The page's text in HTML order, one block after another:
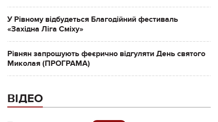
У Рівному відбудеться Благодійний фестиваль
«Західна Ліга Сміху»
Рівнян запрошують феєрично відгуляти День святого
Миколая (ПРОГРАМА)
ВІДЕО